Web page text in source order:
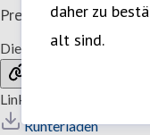
daher zu
alt sind.
Pressemitteilung—
Diese Story teilen
Link wurde kopiert!
Runterladen